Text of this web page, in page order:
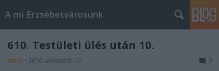
A mi Erzsébetvárosunk
610. Testületi ülés után 10.
amier • 2016. december 19. 0